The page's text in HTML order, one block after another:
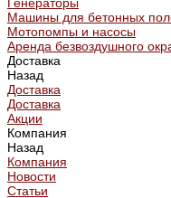
Машины для бетонных
Мотопомпы и насосы
Аренда безвоздушного
Доставка
Назад
Доставка
Доставка
Акции
Компания
Назад
Компания
Новости
Статьи